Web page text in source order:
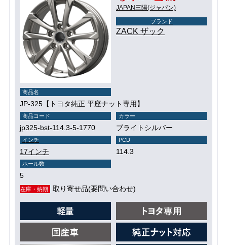
JAPAN三陽(ジャパン)
ブランド
ZACK ザック
商品名
JP-325【トヨタ純正 平座ナット専用】
商品コード
jp325-bst-114.3-5-1770
カラー
ブライトシルバー
インチ
17インチ
PCD
114.3
ホール数
5
在庫・納期 取り寄せ品(要問い合わせ)